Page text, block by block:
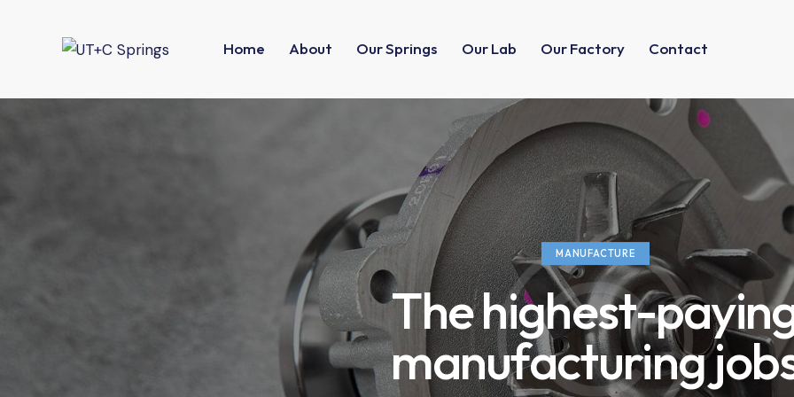
Home About Our Springs Our Lab Our Factory Contact
MANUFACTURE
The highest-
manufacturing